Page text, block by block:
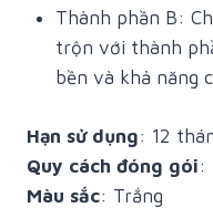
Thành phần B:
trộn với thành
bền và khả năng
Hạn sử dụng: 12
Quy cách đóng gói:
Màu sắc: Trắng